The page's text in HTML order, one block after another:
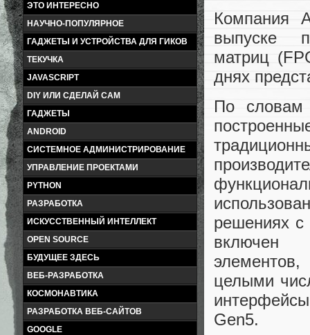
ЭТО ИНТЕРЕСНО
НАУЧНО-ПОПУЛЯРНОЕ
ГАДЖЕТЫ И УСТРОЙСТВА ДЛЯ ГИКОВ
ТЕКУЧКА
JAVASCRIPT
DIY ИЛИ СДЕЛАЙ САМ
ГАДЖЕТЫ
ANDROID
СИСТЕМНОЕ АДМИНИСТРИРОВАНИЕ
УПРАВЛЕНИЕ ПРОЕКТАМИ
PYTHON
РАЗРАБОТКА
ИСКУССТВЕННЫЙ ИНТЕЛЛЕКТ
OPEN SOURCE
БУДУЩЕЕ ЗДЕСЬ
ВЕБ-РАЗРАБОТКА
КОСМОНАВТИКА
РАЗРАБОТКА ВЕБ-САЙТОВ
GOOGLE
Компания
выпуске
матриц
днях
По словам
решениях с
включен
целыми
Gen5.